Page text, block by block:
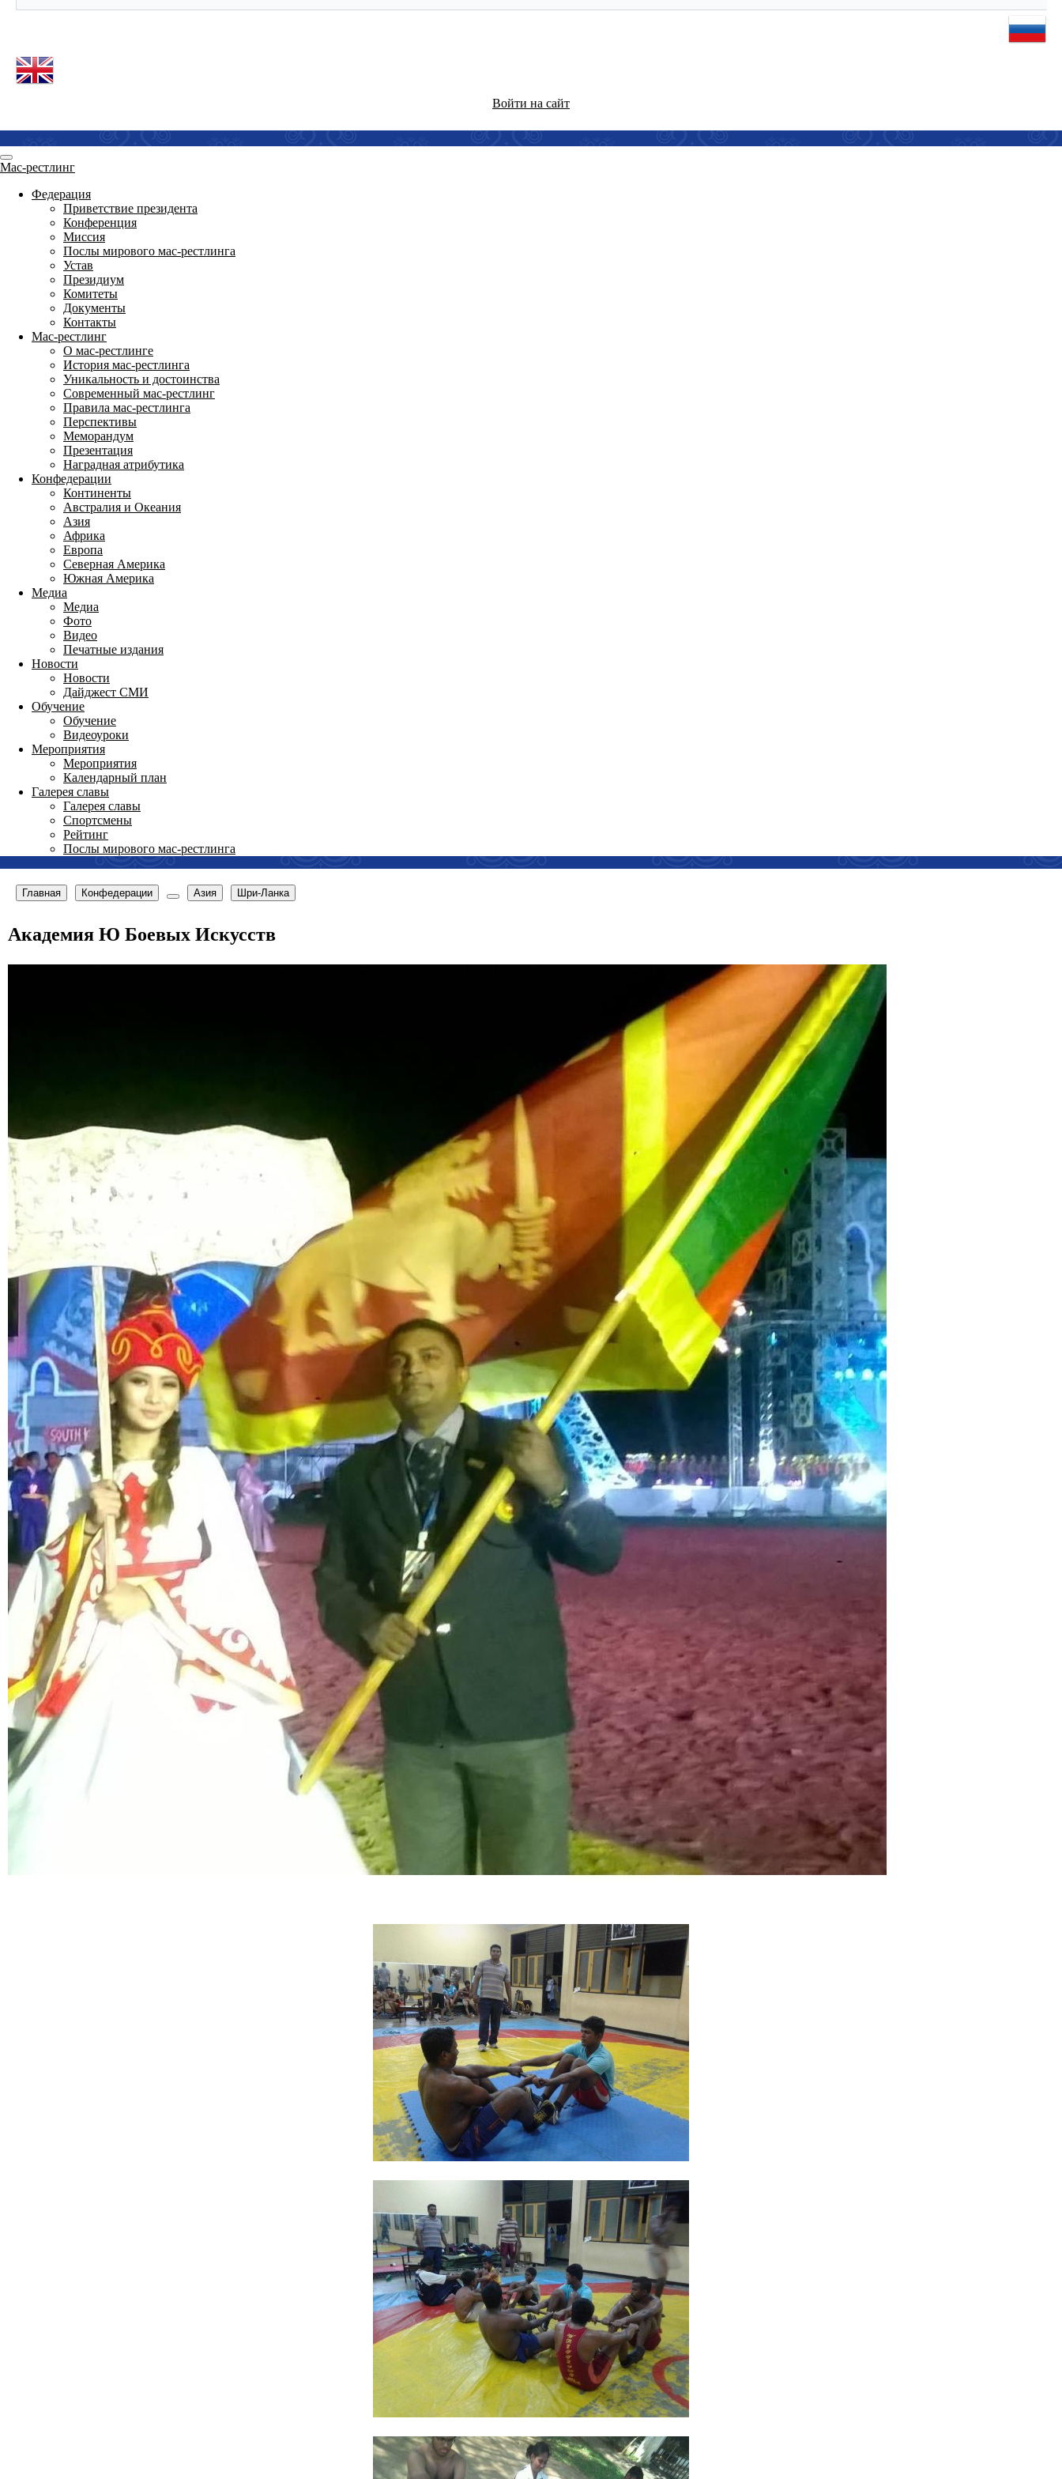
Войти на сайт
Мас-рестлинг
Федерация
Приветствие президента
Конференция
Миссия
Послы мирового мас-рестлинга
Устав
Президиум
Комитеты
Документы
Контакты
Мас-рестлинг
О мас-рестлинге
История мас-рестлинга
Уникальность и достоинства
Современный мас-рестлинг
Правила мас-рестлинга
Перспективы
Меморандум
Презентация
Наградная атрибутика
Конфедерации
Континенты
Австралия и Океания
Азия
Африка
Европа
Северная Америка
Южная Америка
Медиа
Медиа
Фото
Видео
Печатные издания
Новости
Новости
Дайджест СМИ
Обучение
Обучение
Видеоуроки
Мероприятия
Мероприятия
Календарный план
Галерея славы
Галерея славы
Спортсмены
Рейтинг
Послы мирового мас-рестлинга
Главная Конфедерации Азия Шри-Ланка
Академия Ю Боевых Искусств